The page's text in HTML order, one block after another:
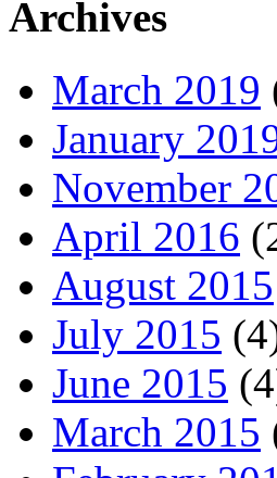
Archives
March 2019
January
November
April 2016
August 2015
July 2015
June 2015
March 2015